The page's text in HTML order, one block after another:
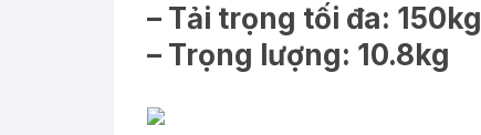
– Tải trọng tối đa: 150kg
– Trọng lượng: 10.8kg